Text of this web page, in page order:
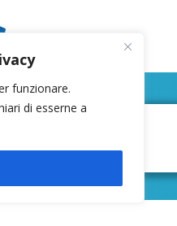
funzionare.
di esserne a